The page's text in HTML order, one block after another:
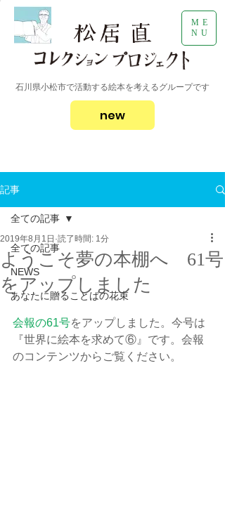
石川県小松市で活動する絵本を考えるグループです
ME
NU
new
記事
全ての記事
NEWS
あなたに贈ることばの花束
全ての記事
ようこそ夢の本棚へ 61号
をアップしました
2019年8月1日 読了時間: 1分
会報の61号をアップしました。今号は
『世界に絵本を求めて⑥』です。会報
のコンテンツからご覧ください。